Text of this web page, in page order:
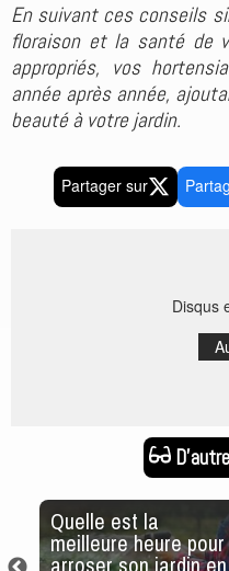
En suivant ces conseils
floraison et la santé de
appropriés, vos
année après année,
beauté à votre jardin.
Partager sur
Disqus
Quelle est la
meilleure heure pour
arroser son jardin en